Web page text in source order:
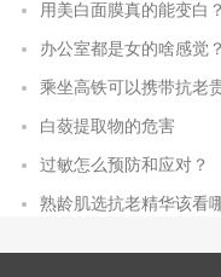
用美白面膜真的能变白？
办公室都是女的啥感觉？
乘坐高铁可以携带抗老
白蔹提取物的危害
过敏怎么预防和应对？
熟龄肌选抗老精华该看